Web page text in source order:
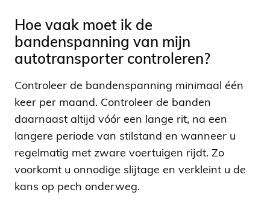
Hoe vaak moet ik de
bandenspanning van mijn
autotransporter controleren?
Controleer de bandenspanning minimaal één
keer per maand. Controleer de banden
daarnaast altijd vóór een lange rit, na een
langere periode van stilstand en wanneer u
regelmatig met zware voertuigen rijdt. Zo
voorkomt u onnodige slijtage en verkleint u de
kans op pech onderweg.